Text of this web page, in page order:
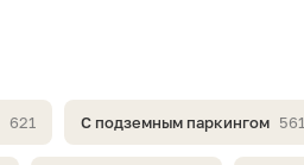
621 С подземным паркингом 561